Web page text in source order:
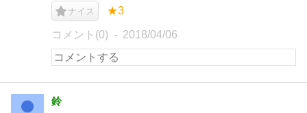
ナイス ★3
コメント(0) 2018/04/06
鈴